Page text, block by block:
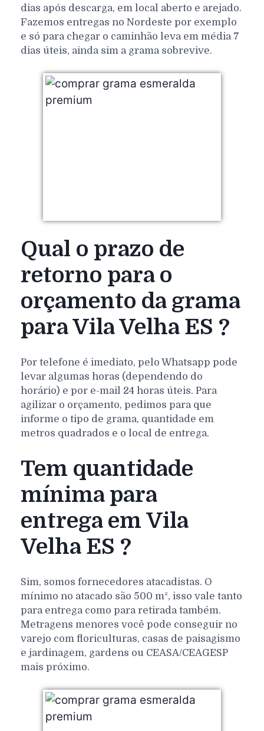
dias após descarga, em local aberto e arejado.
Fazemos entregas no Nordeste por exemplo
e só para chegar o caminhão leva em média 7
dias úteis, ainda sim a grama sobrevive.
Qual o prazo de
retorno para o
orçamento da grama
para Vila Velha ES ?
Por telefone é imediato, pelo Whatsapp pode
levar algumas horas (dependendo do
horário) e por e-mail 24 horas úteis. Para
agilizar o orçamento, pedimos para que
informe o tipo de grama, quantidade em
metros quadrados e o local de entrega.
Tem quantidade
mínima para
entrega em Vila
Velha ES ?
Sim, somos fornecedores atacadistas. O
mínimo no atacado são 500 m², isso vale tanto
para entrega como para retirada também.
Metragens menores você pode conseguir no
varejo com floriculturas, casas de paisagismo
e jardinagem, gardens ou CEASA/CEAGESP
mais próximo.